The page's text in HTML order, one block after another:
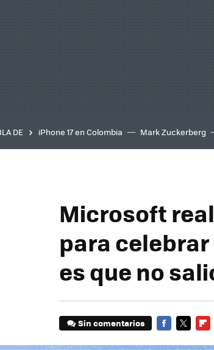
DE iPhone 17 en Colombia Mark Zuckerberg
inteligente
IA TCL C8K
Microsoft
para
es que no
Sin comentarios